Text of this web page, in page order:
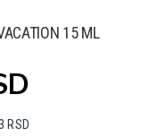
15 ML
RSD